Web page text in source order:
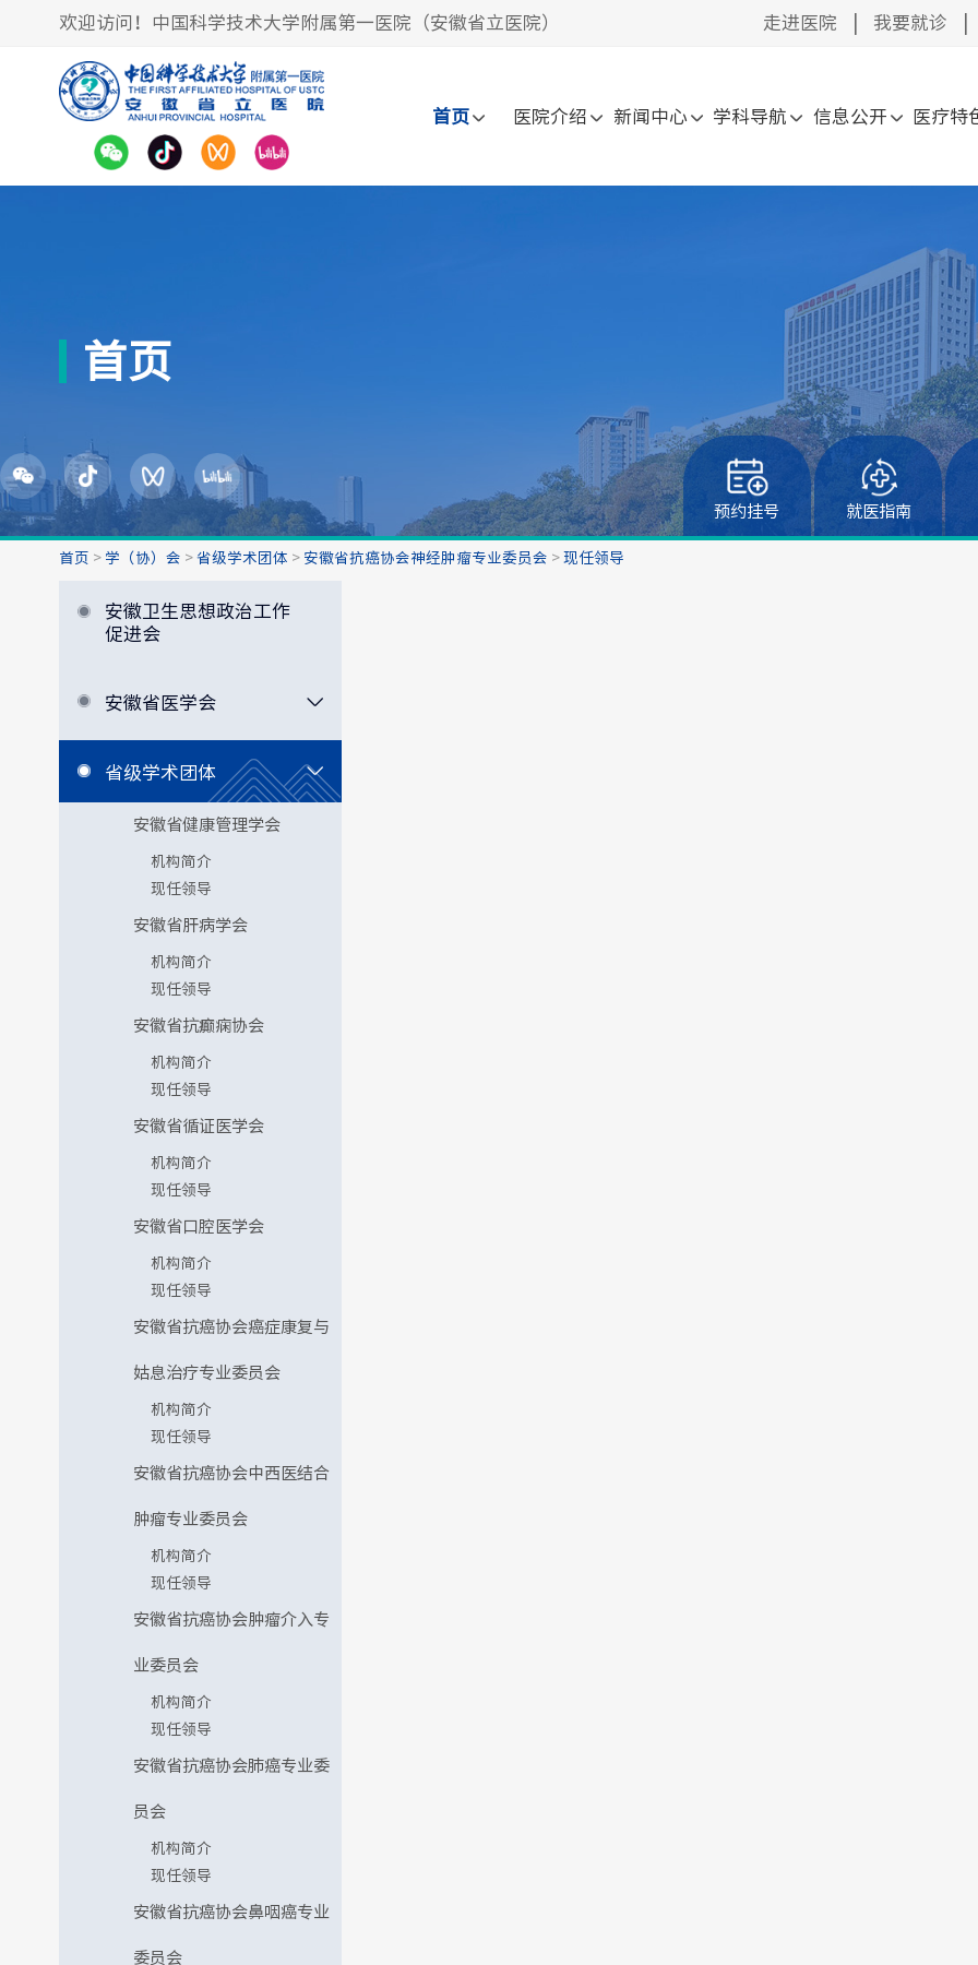
欢迎访问！中国科学技术大学附属第一医院（安徽省立医院） 走进医院 我要就诊
首页 医院介绍 新闻中心 学科导航 信息公开 医疗特
首页
预约挂号 就医指南
首页 > 学（协）会 > 省级学术团体 > 安徽省抗癌协会神经肿瘤专业委员会 > 现任领导
安徽卫生思想政治工作
促进会
安徽省医学会
省级学术团体
安徽省健康管理学会
机构简介
现任领导
安徽省肝病学会
机构简介
现任领导
安徽省抗癫痫协会
机构简介
现任领导
安徽省循证医学会
机构简介
现任领导
安徽省口腔医学会
机构简介
现任领导
安徽省抗癌协会癌症康复与
姑息治疗专业委员会
机构简介
现任领导
安徽省抗癌协会中西医结合
肿瘤专业委员会
机构简介
现任领导
安徽省抗癌协会肿瘤介入专
业委员会
机构简介
现任领导
安徽省抗癌协会肺癌专业委
员会
机构简介
现任领导
安徽省抗癌协会鼻咽癌专业
委员会